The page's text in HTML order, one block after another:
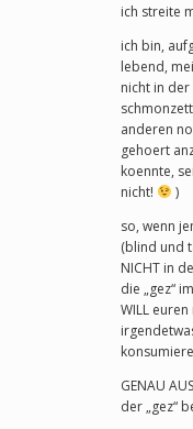
ich streite
ich bin,
lebend,
nicht in der
anderen
gehoert
koennte,
nicht!
)
so, wenn
(blind und
NICHT in
die „gez“
WILL euren
GENAU
der „gez“